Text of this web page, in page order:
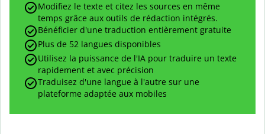
Modifiez le texte et citez les sources en même
temps grâce aux outils de rédaction intégrés.
Bénéficier d'une traduction entièrement gratuite
Plus de 52 langues disponibles
Utilisez la puissance de l'IA pour traduire un texte
rapidement et avec précision
Traduisez d'une langue à l'autre sur une
plateforme adaptée aux mobiles